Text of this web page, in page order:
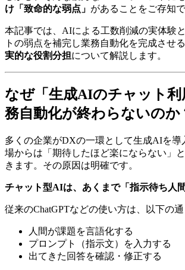
け「致命的な弱点」 があることをご存知
本記事では、AIによる工数削減の実体験
トの弱点を補完し業務自動化を完成させる
実的な役割分担について解説します。
なぜ「生成AIのチャット利
務自動化が終わらないのか
多くの企業がDXの一環として生成AIを導
場からは「期待したほど楽にならない」
きます。その原因は明確です。
チャット型AIは、あくまで「指示待ち人
従来のChatGPTなどの使い方は、以下の通
人間が課題を言語化する
プロンプト（指示文）を入力する
出てきた回答を確認・修正する